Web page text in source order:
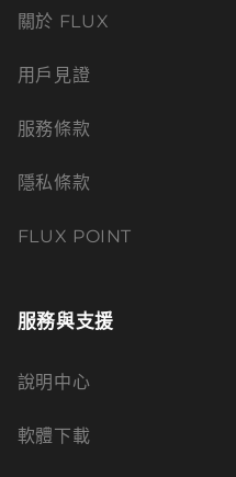
關於 FLUX
用戶見證
服務條款
隱私條款
FLUX POINT
服務與支援
說明中心
軟體下載